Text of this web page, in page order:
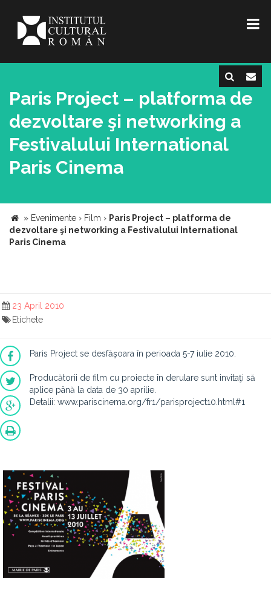
Paris Project – platforma de
dezvoltare şi networking a
Festivalului International
Paris Cinema
» Evenimente › Film › Paris Project – platforma de
dezvoltare şi networking a Festivalului International
Paris Cinema
23 April 2010
Etichete
Paris Project se desfăşoara în perioada 5-7 iulie 2010.
Producătorii de film cu proiecte în derulare sunt invitaţi să
aplice până la data de 30 aprilie.
Detalii: www.pariscinema.org/fr1/parisproject10.html#1